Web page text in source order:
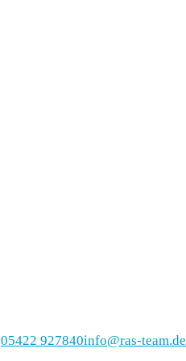
05422 927840info@ras-team.de